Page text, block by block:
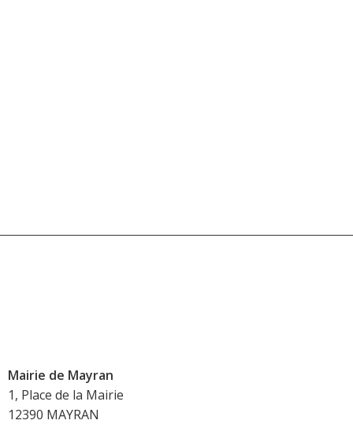
Mairie de Mayran
1, Place de la Mairie
12390 MAYRAN